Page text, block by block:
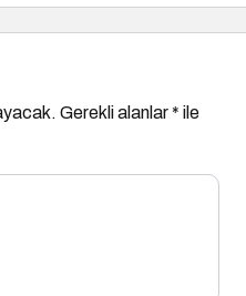
Gerekli alanlar* ile